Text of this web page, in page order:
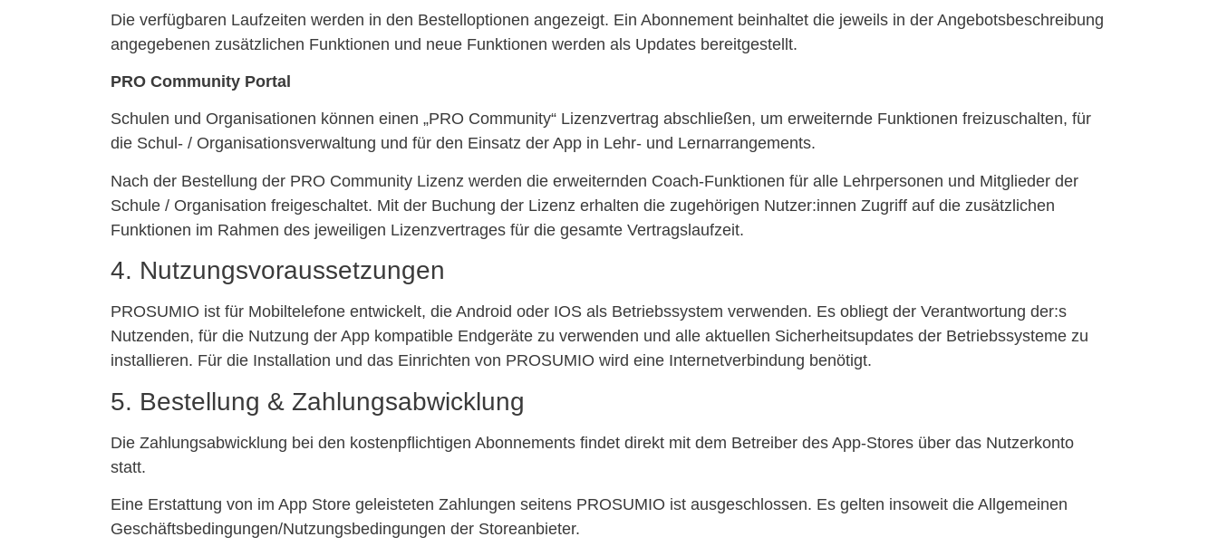
Die verfügbaren Laufzeiten werden in den Bestelloptionen angezeigt. Ein Abonnement beinhaltet die jeweils in der Angebotsbeschreibung
angegebenen zusätzlichen Funktionen und neue Funktionen werden als Updates bereitgestellt.
PRO Community Portal
Schulen und Organisationen können einen „PRO Community“ Lizenzvertrag abschließen, um erweiternde Funktionen freizuschalten, für
die Schul- / Organisationsverwaltung und für den Einsatz der App in Lehr- und Lernarrangements.
Nach der Bestellung der PRO Community Lizenz werden die erweiternden Coach-Funktionen für alle Lehrpersonen und Mitglieder der
Schule / Organisation freigeschaltet. Mit der Buchung der Lizenz erhalten die zugehörigen Nutzer:innen Zugriff auf die zusätzlichen
Funktionen im Rahmen des jeweiligen Lizenzvertrages für die gesamte Vertragslaufzeit.
4. Nutzungsvoraussetzungen
PROSUMIO ist für Mobiltelefone entwickelt, die Android oder IOS als Betriebssystem verwenden. Es obliegt der Verantwortung der:s
Nutzenden, für die Nutzung der App kompatible Endgeräte zu verwenden und alle aktuellen Sicherheitsupdates der Betriebssysteme zu
installieren. Für die Installation und das Einrichten von PROSUMIO wird eine Internetverbindung benötigt.
5. Bestellung & Zahlungsabwicklung
Die Zahlungsabwicklung bei den kostenpflichtigen Abonnements findet direkt mit dem Betreiber des App-Stores über das Nutzerkonto
statt.
Eine Erstattung von im App Store geleisteten Zahlungen seitens PROSUMIO ist ausgeschlossen. Es gelten insoweit die Allgemeinen
Geschäftsbedingungen/Nutzungsbedingungen der Storeanbieter.